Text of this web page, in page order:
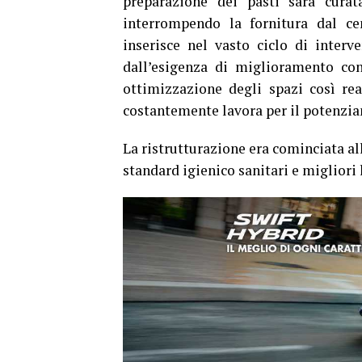
interrompendo la fornitura dal
inserisce nel vasto ciclo di
dall’esigenza di miglioramento
ottimizzazione degli spazi così
costantemente lavora per il
La ristrutturazione era cominciata
standard igienico sanitari e